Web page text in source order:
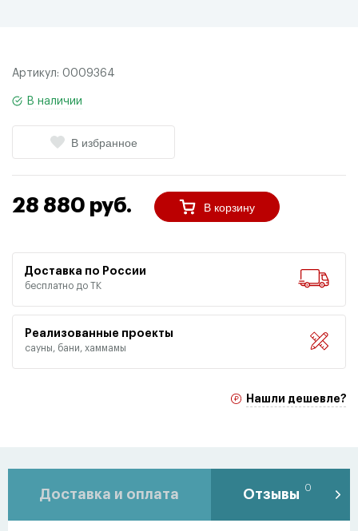
Артикул: 0009364
В наличии
В избранное
28 880 руб. В корзину
Доставка по России
бесплатно до ТК
Реализованные проекты
сауны, бани, хаммамы
Нашли дешевле?
Доставка и оплата Отзывы 0